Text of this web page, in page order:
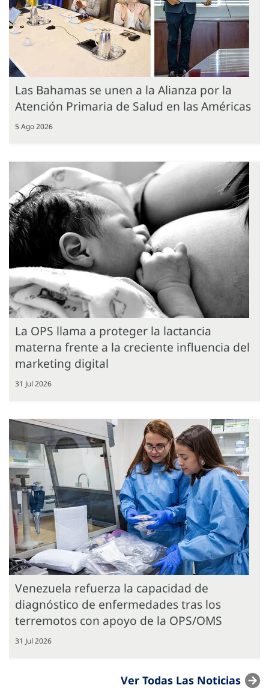
Las Bahamas se unen a la Alianza por la
Atención Primaria de Salud en las Américas
5 Ago 2026
La OPS llama a proteger la lactancia
materna frente a la creciente influencia del
marketing digital
31 Jul 2026
Venezuela refuerza la capacidad de
diagnóstico de enfermedades tras los
terremotos con apoyo de la OPS/OMS
31 Jul 2026
Ver Todas Las Noticias